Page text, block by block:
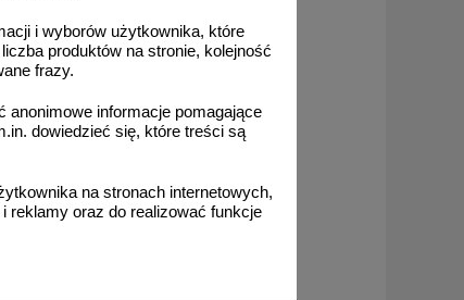
i wyborów użytkownika, które
produktów na stronie, kolejność
frazy.
anonimowe informacje pomagające
dowiedzieć się, które treści są
na stronach internetowych,
reklamy oraz do realizować funkcje